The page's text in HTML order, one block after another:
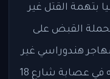
بتهمة القتل غير
القبض على
هندوراسي غير
شرعي، عضو معروف أو مشتبه به في عصابة شارع 18